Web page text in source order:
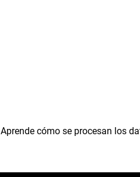
Aprende cómo se procesan los